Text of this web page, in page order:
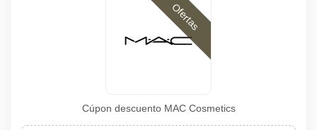
Ofertas
Cúpon descuento MAC Cosmetics